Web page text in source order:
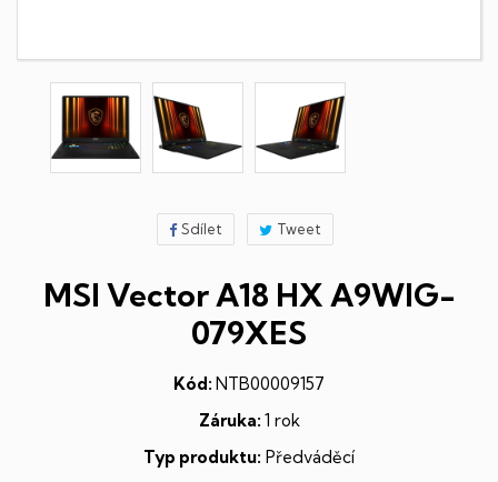
Sdílet Tweet
MSI Vector A18 HX A9WIG-
079XES
Kód: NTB00009157
Záruka: 1 rok
Typ produktu: Předváděcí